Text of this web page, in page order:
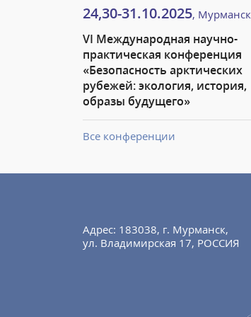
24,30-31.10.2025, Мурманск
VI Международная научно-
практическая конференция
«Безопасность арктических
рубежей: экология, история,
образы будущего»
Все конференции
Адрес: 183038, г. Мурманск,
ул. Владимирская 17, РОССИЯ